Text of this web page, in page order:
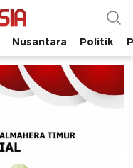
Nusantara Politik